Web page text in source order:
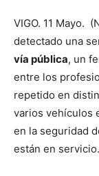
VIGO. 11 Mayo.
detectado una
vía pública, un
entre los
repetido en
varios vehículos
en la seguridad
están en servicio.